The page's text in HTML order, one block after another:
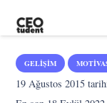
GELIŞIM
19 Ağustos 2015